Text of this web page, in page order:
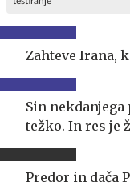
Zahteve Irana,
Sin nekdanjega
težko. In res je
Predor in dača